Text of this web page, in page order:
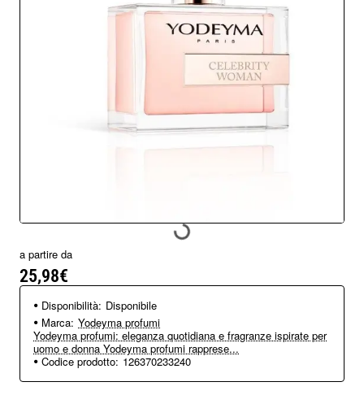
a partire da
25,98€
Disponibilità: Disponibile
Marca: Yodeyma profumi
Yodeyma profumi: eleganza quotidiana e fragranze ispirate per
uomo e donna Yodeyma profumi rapprese...
Codice prodotto: 126370233240